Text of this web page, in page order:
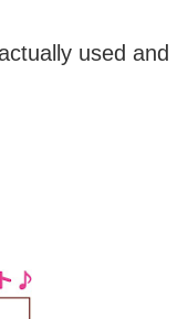
used and